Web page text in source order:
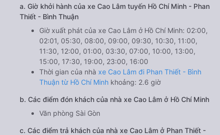
a. Giờ khởi hành của xe Cao Lâm tuyến Hồ Chí Minh - Phan
Thiết - Bình Thuận
Giờ xuất phát của xe Cao Lâm ở Hồ Chí Minh: 02:00,
02:01, 05:30, 08:00, 09:00, 09:30, 10:30, 11:00,
11:30, 12:00, 01:00, 03:30, 07:00, 10:00, 13:00,
15:00, 17:30, 19:00, 23:00, 16:00
Thời gian của nhà xe Cao Lâm đi Phan Thiết - Bình
Thuận từ Hồ Chí Minh khoảng: 2.6 giờ
b. Các điểm đón khách của nhà xe Cao Lâm ở Hồ Chí Minh
Văn phòng Sài Gòn
c. Các điểm trả khách của nhà xe Cao Lâm ở Phan Thiết -